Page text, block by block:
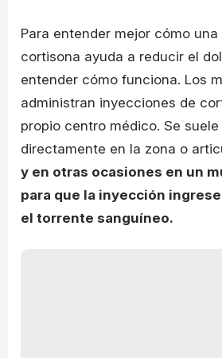
Para entender mejor cómo
cortisona ayuda a reducir el
entender cómo funciona. Los
administran inyecciones de
propio centro médico. Se
directamente en la zona o
y en otras ocasiones en un
para que la inyección
el torrente sanguíneo.